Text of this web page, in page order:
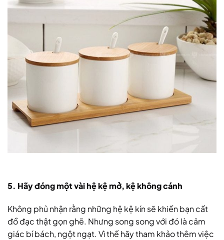
5. Hãy đóng một vài hệ kệ mở, kệ không cánh
Không phủ nhận rằng những hệ kệ kín sẽ khiến bạn cất
đồ đạc thật gọn ghẽ. Nhưng song song với đó là cảm
giác bí bách, ngột ngạt. Vì thế hãy tham khảo thêm việc